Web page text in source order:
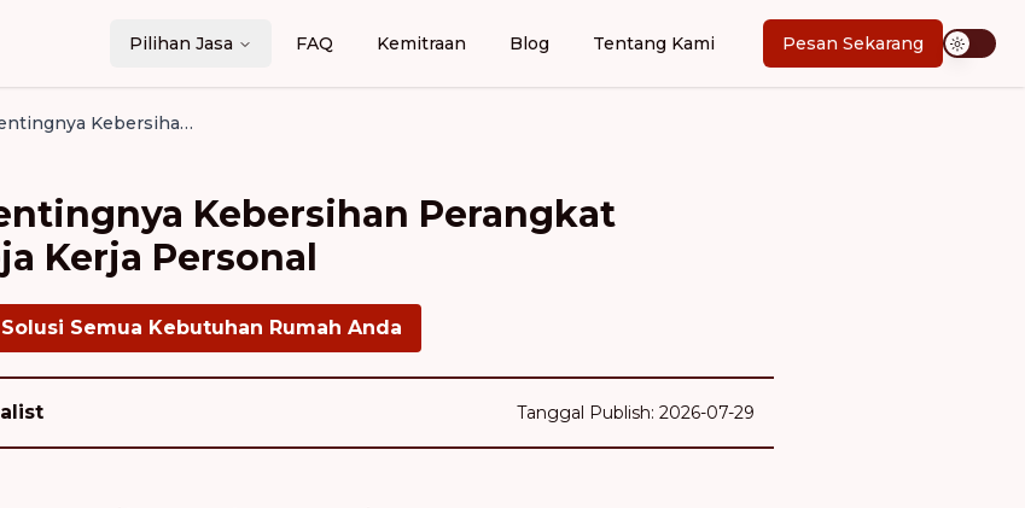
Pilihan Jasa FAQ Kemitraan Blog Tentang Kami Pesan Sekarang
Micro-Cleaning: Pentingnya Kebersihan Perangkat Elektronik dan Meja Kerja Personal
Kebersihan Perangkat
Kerja Personal
Semua Kebutuhan Rumah Anda
Tanggal Publish: 2026-07-29